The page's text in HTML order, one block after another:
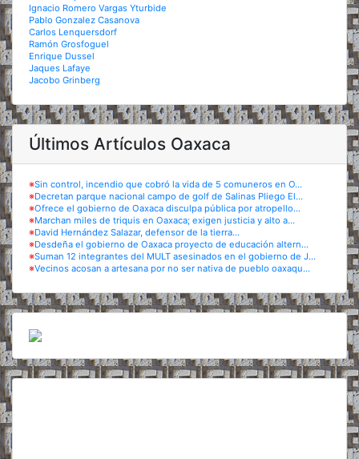
Ignacio Romero Vargas Yturbide
Pablo Gonzalez Casanova
Carlos Lenquersdorf
Ramón Grosfoguel
Enrique Dussel
Jaques Lafaye
Jacobo Grinberg
Últimos Artículos Oaxaca
※Sin control, incendio que cobró la vida de 5 comuneros en O...
※Decretan parque nacional campo de golf de Salinas Pliego El...
※Ofrece el gobierno de Oaxaca disculpa pública por atropello...
※Marchan miles de triquis en Oaxaca; exigen justicia y alto a...
※David Hernández Salazar, defensor de la tierra...
※Desdeña el gobierno de Oaxaca proyecto de educación altern...
※Suman 12 integrantes del MULT asesinados en el gobierno de J...
※Vecinos acosan a artesana por no ser nativa de pueblo oaxaqu...